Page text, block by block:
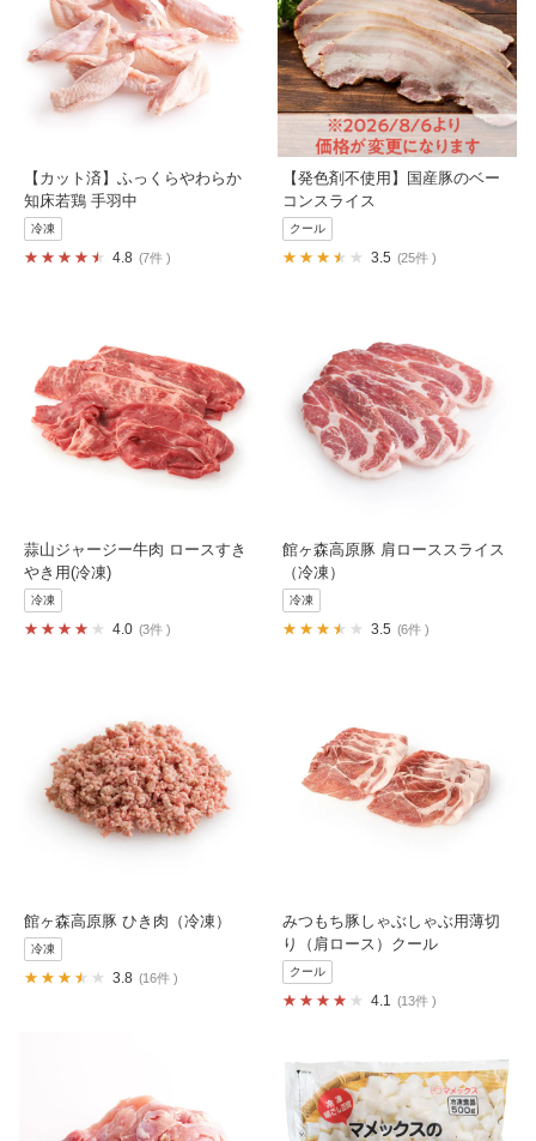
【カット済】ふっくらやわらか
知床若鶏 手羽中
冷凍
4.8 7件
【発色剤不使用】国産豚のベー
コンスライス
クール
3.5 25件
蒜山ジャージー牛肉 ロースすき
やき用(冷凍)
冷凍
4.0 3件
館ヶ森高原豚 肩ローススライス
（冷凍）
冷凍
3.5 6件
館ヶ森高原豚 ひき肉（冷凍）
冷凍
3.8 16件
みつもち豚しゃぶしゃぶ用薄切
り（肩ロース）クール
クール
4.1 13件